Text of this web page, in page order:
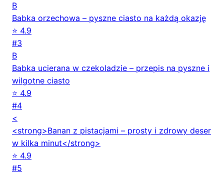
B
Babka orzechowa – pyszne ciasto na każdą okazję
⭐ 4.9
#3
B
Babka ucierana w czekoladzie – przepis na pyszne i
wilgotne ciasto
⭐ 4.9
#4
<
<strong>Banan z pistacjami – prosty i zdrowy deser
w kilka minut</strong>
⭐ 4.9
#5